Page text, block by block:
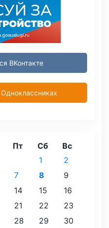
ВКонтакте
Пт Сб
Вс
1
2
7 8
9
14 15
16
21 22
23
28 29 30